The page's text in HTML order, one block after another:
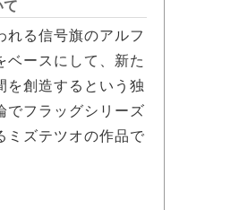
て
れる信号旗のアルフ
ベースにして、新た
を創造するという独
でフラッグシリーズ
ミズテツオの作品で